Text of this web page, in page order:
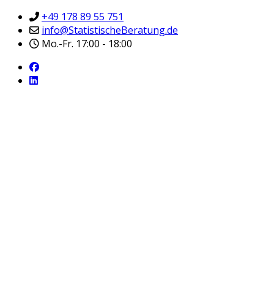
+49 178 89 55 751
info@StatistischeBeratung.de
Mo.-Fr. 17:00 - 18:00